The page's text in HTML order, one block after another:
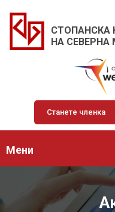
СТОПАНСКА
НА СЕВЕРНА
Станете членка
Мени